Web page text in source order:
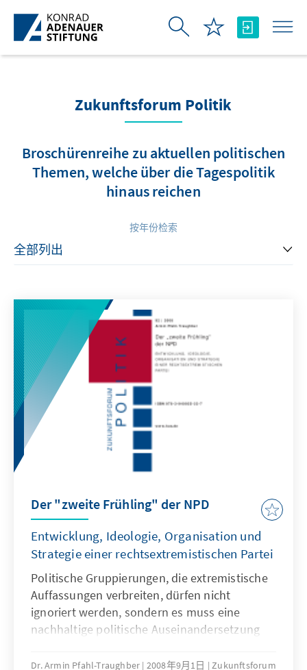
跳转到主内容
Zukunftsforum Politik
Broschürenreihe zu aktuellen politischen
Themen, welche über die Tagespolitik
hinaus reichen
按年份检索
Der "zweite Frühling" der NPD
Entwicklung, Ideologie, Organisation und
Strategie einer rechtsextremistischen Partei
Politische Gruppierungen, die extremistische
Auffassungen verbreiten, dürfen nicht
ignoriert werden, sondern es muss eine
nachhaltige politische Auseinandersetzung
entschieden, aber auch unaufgeregt geführt
Dr. Armin Pfahl-Traughber 2008年9月1日
Zukunftsforum